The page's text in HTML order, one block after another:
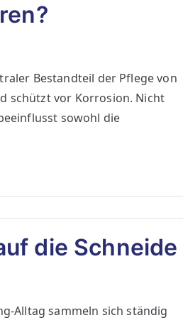
Bestandteil der Pflege von
schützt vor Korrosion. Nicht
sowohl die
die Schneide
Alltag sammeln sich ständig